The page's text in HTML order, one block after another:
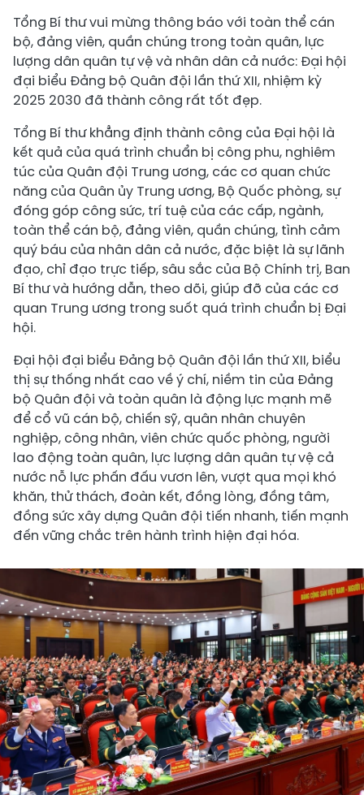
Tổng Bí thư vui mừng thông báo với toàn thể cán
bộ, đảng viên, quần chúng trong toàn quân, lực
lượng dân quân tự vệ và nhân dân cả nước: Đại hội
đại biểu Đảng bộ Quân đội lần thứ XII, nhiệm kỳ
2025 2030 đã thành công rất tốt đẹp.
Tổng Bí thư khẳng định thành công của Đại hội là
kết quả của quá trình chuẩn bị công phu, nghiêm
túc của Quân đội Trung ương, các cơ quan chức
năng của Quân ủy Trung ương, Bộ Quốc phòng, sự
đóng góp công sức, trí tuệ của các cấp, ngành,
toàn thể cán bộ, đảng viên, quần chúng, tình cảm
quý báu của nhân dân cả nước, đặc biệt là sự lãnh
đạo, chỉ đạo trực tiếp, sâu sắc của Bộ Chính trị, Ban
Bí thư và hướng dẫn, theo dõi, giúp đỡ của các cơ
quan Trung ương trong suốt quá trình chuẩn bị Đại
hội.
Đại hội đại biểu Đảng bộ Quân đội lần thứ XII, biểu
thị sự thống nhất cao về ý chí, niềm tin của Đảng
bộ Quân đội và toàn quân là động lực mạnh mẽ
để cổ vũ cán bộ, chiến sỹ, quân nhân chuyên
nghiệp, công nhân, viên chức quốc phòng, người
lao động toàn quân, lực lượng dân quân tự vệ cả
nước nỗ lực phấn đấu vươn lên, vượt qua mọi khó
khăn, thử thách, đoàn kết, đồng lòng, đồng tâm,
đồng sức xây dựng Quân đội tiến nhanh, tiến mạnh
đến vững chắc trên hành trình hiện đại hóa.